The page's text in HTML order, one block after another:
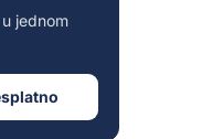
jednom